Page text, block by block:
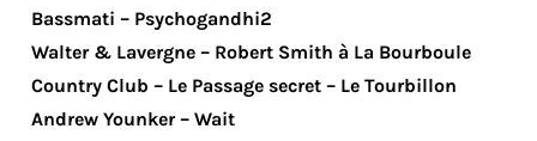
Bassmati – Psychogandhi2
Walter & Lavergne – Robert Smith à La Bourboule
Country Club – Le Passage secret – Le Tourbillon
Andrew Younker – Wait